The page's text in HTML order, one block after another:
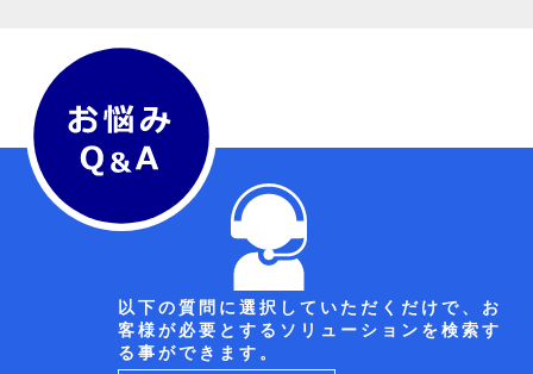
以下の質問に選択していただくだけで、お
客様が必要とするソリューションを検索す
る事ができます。